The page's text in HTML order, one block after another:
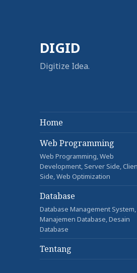
DIGID
Digitize Idea.
Home
Web Programming
Web Programming, Web
Development, Server Side,
Side, Web Optimization
Database
Database Management System,
Manajemen Database, Desain
Database
Tentang